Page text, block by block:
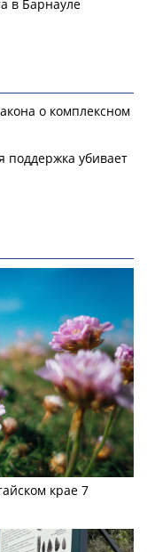
в Барнауле
о комплексном
поддержка убивает
крае 7